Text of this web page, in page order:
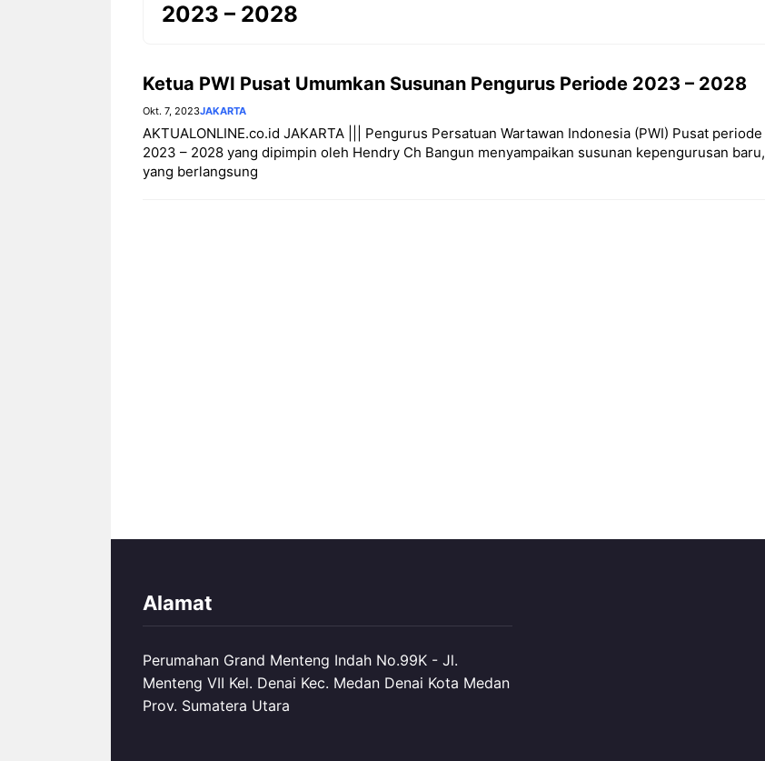
2023 – 2028
Ketua PWI Pusat Umumkan Susunan Pengurus Periode 2023 – 2028
Okt. 7, 2023JAKARTA
AKTUALONLINE.co.id JAKARTA ||| Pengurus Persatuan Wartawan Indonesia (PWI) Pusat periode
2023 – 2028 yang dipimpin oleh Hendry Ch Bangun menyampaikan susunan kepengurusan baru,
yang berlangsung
Alamat
Perumahan Grand Menteng Indah No.99K - Jl.
Menteng VII Kel. Denai Kec. Medan Denai Kota Medan
Prov. Sumatera Utara